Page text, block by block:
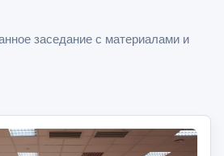
заседание с материалами и